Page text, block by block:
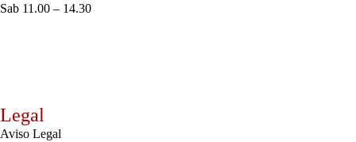
Sab 11.00 – 14.30
Legal
Aviso Legal